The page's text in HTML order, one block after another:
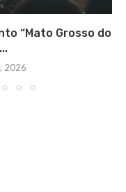
“Mato Grosso do
2026